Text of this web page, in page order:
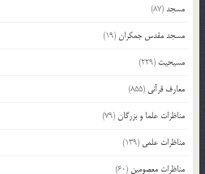
مسجد(87)
مسجد مقدس جمکران(19)
مسیحیت (229)
معارف قرآنی (855)
مناظرات علما و بزرگان(79)
مناظرات علمی (139)
مناظرات معصومین (60)